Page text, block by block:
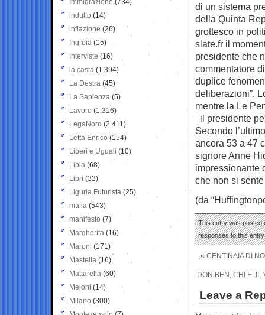
di un sistema
della Quinta
grottesco in
slate.fr il
presidente che
commentatore
duplice
deliberazioni”.
mentre la Le
il presidente
Secondo
ancora 53 a 47
signore Anne
impressionante
che non si
(da
This entry was posted
responses to this
« CENTINAIA DI
DON BEN, CHI E’
Leave a
Immigrazione (734)
indulto (14)
inflazione (26)
Ingroia (15)
Interviste (16)
la casta (1.394)
La Destra (45)
La Sapienza (5)
Lavoro (1.316)
LegaNord (2.411)
Letta Enrico (154)
Liberi e Uguali (10)
Libia (68)
Libri (33)
Liguria Futurista (25)
mafia (543)
manifesto (7)
Margherita (16)
Maroni (171)
Mastella (16)
Mattarella (60)
Meloni (14)
Milano (300)